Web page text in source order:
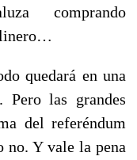
comprando
quedará en una
Pero las grandes
del referéndum
no. Y vale la pena